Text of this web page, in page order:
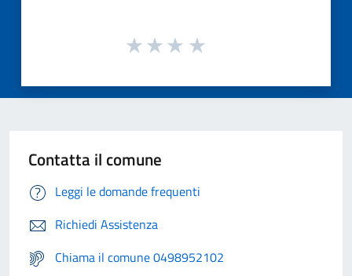
Contatta il comune
Leggi le domande frequenti
Richiedi Assistenza
Chiama il comune 0498952102